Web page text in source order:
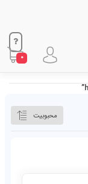
0
محبوبیت